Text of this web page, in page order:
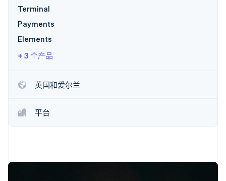
Climate
碳移除
了解 Stripe 如何为 AI 构建经济基础设施。
立即观看
Terminal
Payments
Elements
+ 3 个产品
英国和爱尔兰
平台